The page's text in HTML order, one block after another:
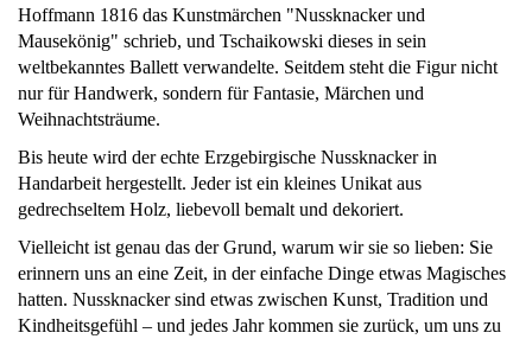
Hoffmann 1816 das Kunstmärchen "Nussknacker und
Mausekönig" schrieb, und Tschaikowski dieses in sein
weltbekanntes Ballett verwandelte. Seitdem steht die Figur nicht
nur für Handwerk, sondern für Fantasie, Märchen und
Weihnachtsträume.
Bis heute wird der echte Erzgebirgische Nussknacker in
Handarbeit hergestellt. Jeder ist ein kleines Unikat aus
gedrechseltem Holz, liebevoll bemalt und dekoriert.
Vielleicht ist genau das der Grund, warum wir sie so lieben: Sie
erinnern uns an eine Zeit, in der einfache Dinge etwas Magisches
hatten. Nussknacker sind etwas zwischen Kunst, Tradition und
Kindheitsgefühl – und jedes Jahr kommen sie zurück, um uns zu